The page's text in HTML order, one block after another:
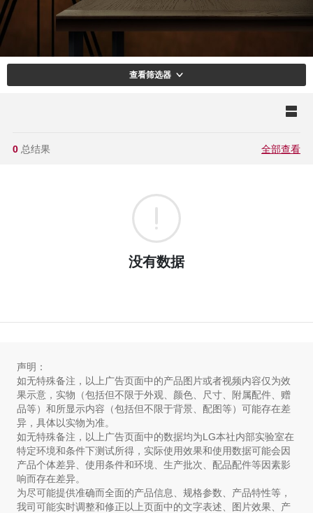
查看筛选器
0 总结果 全部查看
没有数据
声明：
如无特殊备注，以上广告页面中的产品图片或者视频内容仅为效
果示意，实物（包括但不限于外观、颜色、尺寸、附属配件、赠
品等）和所显示内容（包括但不限于背景、配图等）可能存在差
异，具体以实物为准。
如无特殊备注，以上广告页面中的数据均为LG本社内部实验室在
特定环境和条件下测试所得，实际使用效果和使用数据可能会因
产品个体差异、使用条件和环境、生产批次、配品配件等因素影
响而存在差异。
为尽可能提供准确而全面的产品信息、规格参数、产品特性等，
我司可能实时调整和修正以上页面中的文字表述、图片效果、产